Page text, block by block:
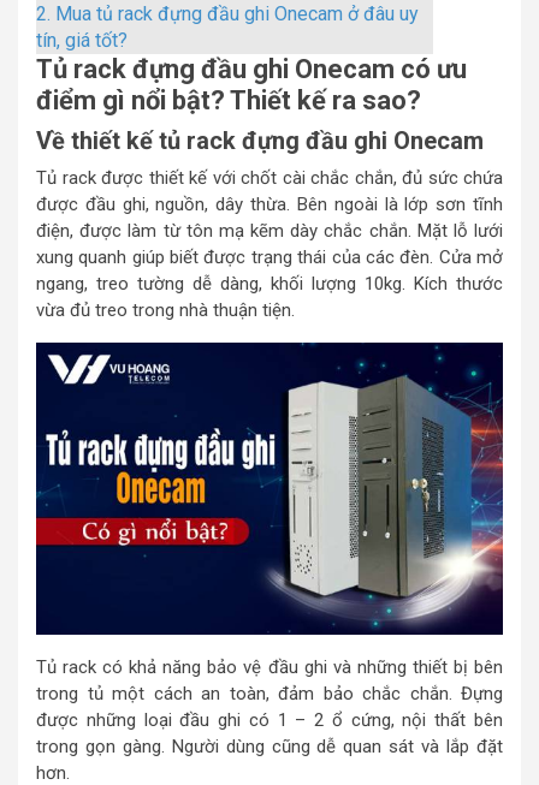
2. Mua tủ rack đựng đầu ghi Onecam ở đâu uy
tín, giá tốt?
Tủ rack đựng đầu ghi Onecam có ưu
điểm gì nổi bật? Thiết kế ra sao?
Về thiết kế tủ rack đựng đầu ghi Onecam
Tủ rack được thiết kế với chốt cài chắc chắn, đủ sức chứa
được đầu ghi, nguồn, dây thừa. Bên ngoài là lớp sơn tĩnh
điện, được làm từ tôn mạ kẽm dày chắc chắn. Mặt lỗ lưới
xung quanh giúp biết được trạng thái của các đèn. Cửa mở
ngang, treo tường dễ dàng, khối lượng 10kg. Kích thước
vừa đủ treo trong nhà thuận tiện.
Tủ rack có khả năng bảo vệ đầu ghi và những thiết bị bên
trong tủ một cách an toàn, đảm bảo chắc chắn. Đựng
được những loại đầu ghi có 1 – 2 ổ cứng, nội thất bên
trong gọn gàng. Người dùng cũng dễ quan sát và lắp đặt
hơn.